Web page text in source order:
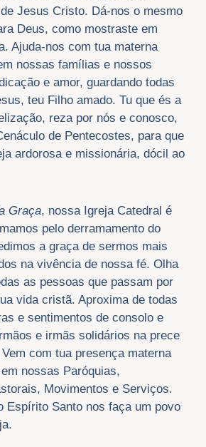
Jesus Cristo. Dá-nos o mesmo
Deus, como mostraste em
Ajuda-nos com tua materna
nossas famílias e nossos
e amor, guardando todas
teu Filho amado. Tu que és a
reza por nós e conosco,
de Pentecostes, para que
ardorosa e missionária, dócil ao
Graça, nossa Igreja Catedral é
pelo derramamento do
a graça de sermos mais
na vivência de nossa fé. Olha
as pessoas que passam por
vida cristã. Aproxima de todas
e sentimentos de consolo e
e irmãs solidários na prece
com tua presença materna
nossas Paróquias,
Movimentos e Serviços.
Espírito Santo nos faça um povo